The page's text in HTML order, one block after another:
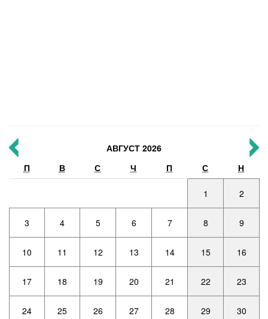
АВГУСТ 2026
П
В С Ч П С Н
1 2
3 4 5 6 7 8 9
10 11 12 13 14 15 16
17 18 19 20 21 22 23
24 25 26 27 28 29 30